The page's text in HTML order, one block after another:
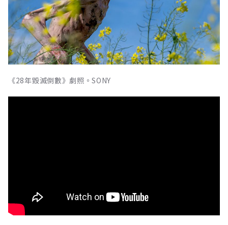
《28年毀滅倒數》劇照。SONY